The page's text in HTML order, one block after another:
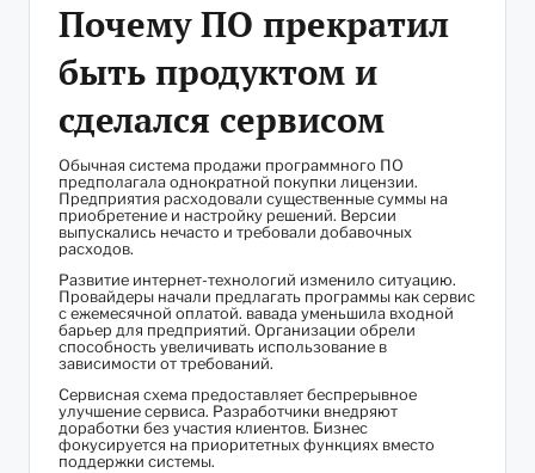
Почему ПО прекратил
быть продуктом и
сделался сервисом
Обычная система продажи программного ПО
предполагала однократной покупки лицензии.
Предприятия расходовали существенные суммы на
приобретение и настройку решений. Версии
выпускались нечасто и требовали добавочных
расходов.
Развитие интернет-технологий изменило ситуацию.
Провайдеры начали предлагать программы как сервис
с ежемесячной оплатой. вавада уменьшила входной
барьер для предприятий. Организации обрели
способность увеличивать использование в
зависимости от требований.
Сервисная схема предоставляет беспрерывное
улучшение сервиса. Разработчики внедряют
доработки без участия клиентов. Бизнес
фокусируется на приоритетных функциях вместо
поддержки системы.